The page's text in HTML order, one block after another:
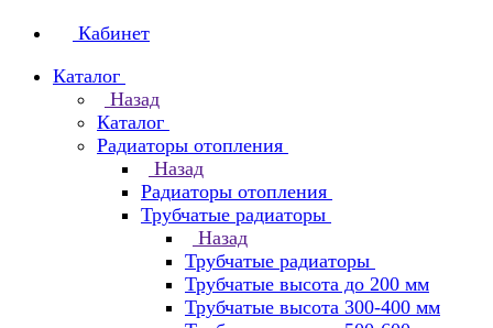
Кабинет
Каталог
Назад
Каталог
Радиаторы отопления
Назад
Радиаторы отопления
Трубчатые радиаторы
Назад
Трубчатые радиаторы
Трубчатые высота до 200 мм
Трубчатые высота 300-400 мм